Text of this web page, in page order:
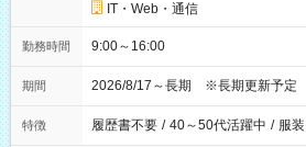
IT・Web・通信
勤務時間 9:00～16:00
期間 2026/8/17～長期 ※長期更新予定
特徴 履歴書不要 / 40～50代活躍中 / 服